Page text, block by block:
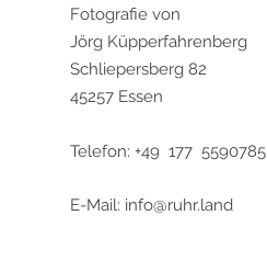
Fotografie von
Jörg Küpperfahrenberg
Schliepersberg 82
45257 Essen
Telefon: +49 177 5590785
E-Mail: info@ruhr.land